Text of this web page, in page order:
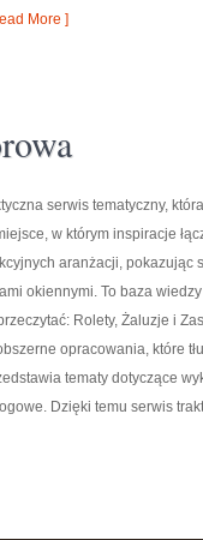
More ]
serwis tematyczny,
w którym inspiracje
aranżacji, pokazując
okiennymi. To baza
Rolety, Żaluzje i
opracowania, które
tematy dotyczące
Dzięki temu serwis